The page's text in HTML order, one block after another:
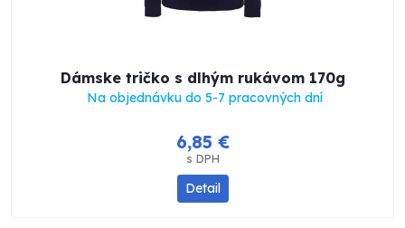
Dámske tričko s dlhým rukávom 170g
Na objednávku do 5-7 pracovných dní
6,85 €
s DPH
Detail